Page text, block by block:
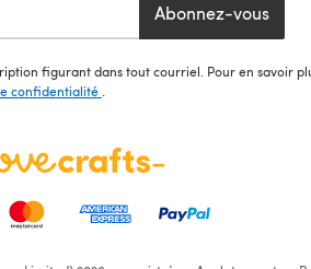
Abonnez-vous
figurant dans tout courriel. Pour en savoir
confidentialité .